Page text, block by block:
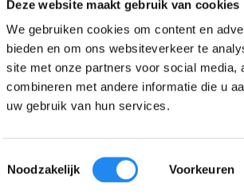
Deze website maakt gebruik van cookies
We gebruiken cookies om content en
bieden en om ons websiteverkeer te
site met onze partners voor social media,
combineren met andere informatie die u
uw gebruik van hun services.
Toestemmingsselectie
Noodzakelijk Voorkeuren
Klachtenprocedure